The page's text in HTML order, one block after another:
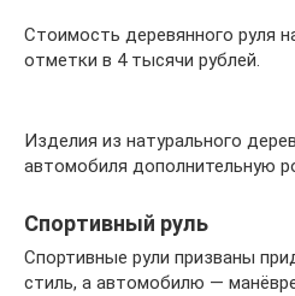
Стоимость деревянного руля
отметки в 4 тысячи рублей.
Изделия из натурального
автомобиля дополнительную
Спортивный руль
Спортивные рули призваны
стиль, а автомобилю —